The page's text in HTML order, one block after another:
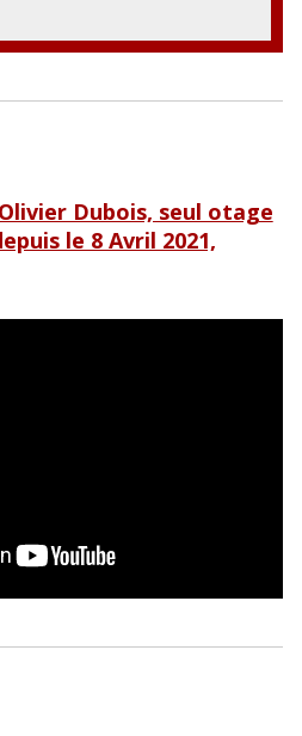
Dubois, seul otage
le 8 Avril 2021,